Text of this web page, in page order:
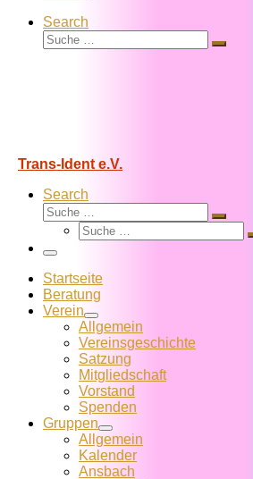
Search
Suche
Suche
Trans-Ident e.V.
Search
Suche
Suche
Suche
Menü
Startseite
Beratung
Verein
Allgemein
Vereins­geschichte
Satzung
Mitglied­schaft
Vorstand
Spenden
Gruppen
Allgemein
Kalender
Ansbach